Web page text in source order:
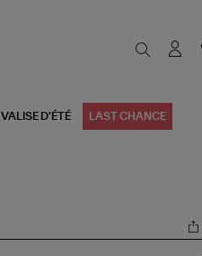
VALISE D'ÉTÉ LAST CHANCE